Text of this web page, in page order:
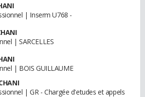
| Inserm U768 -
| SARCELLES
| BOIS GUILLAUME
| GR - Chargée d'etudes et appels